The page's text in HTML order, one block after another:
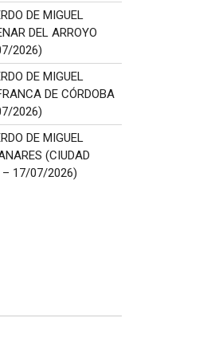
DE MIGUEL
DEL ARROYO
2026)
DE MIGUEL
DE CÓRDOBA
2026)
DE MIGUEL
(CIUDAD
– 17/07/2026)